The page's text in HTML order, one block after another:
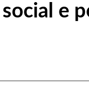
social e